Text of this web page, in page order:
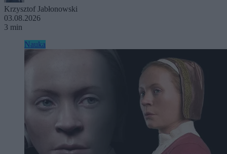
Krzysztof Jabłonowski
03.08.2026
3 min
Nauka